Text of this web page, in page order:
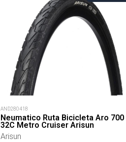
AND280418
Neumatico Ruta Bicicleta Aro 700
32C Metro Cruiser Arisun
Arisun